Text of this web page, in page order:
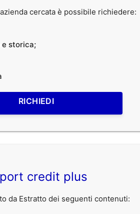
cercata è possibile richiedere:
e storica;
RICHIEDI
credit plus
da Estratto dei seguenti contenuti: